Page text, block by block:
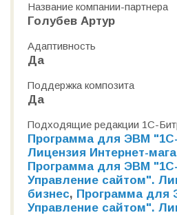
Название компании-партнера
Голубев Артур
Адаптивность
Да
Поддержка композита
Да
Подходящие редакции 1С-
Программа для ЭВМ
Лицензия Интернет-
Программа для ЭВМ
Управление сайтом".
бизнес, Программа для
Управление сайтом".